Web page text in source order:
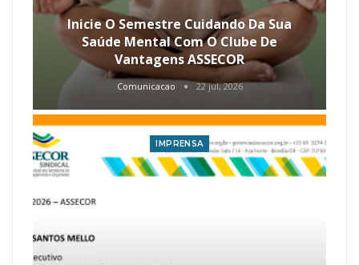
Inicie O Semestre Cuidando Da Sua
Saúde Mental Com O Clube De
Vantagens ASSECOR
Comunicacao 22 jul, 2026
IMPRENSA